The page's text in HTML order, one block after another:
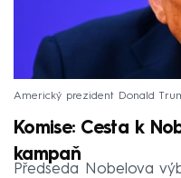
Americký prezident Donald
Komise: Cesta k
kampaň
Předseda Nobelova